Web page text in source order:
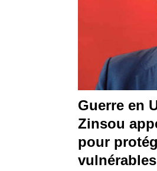
Guerre en
Zinsou
pour